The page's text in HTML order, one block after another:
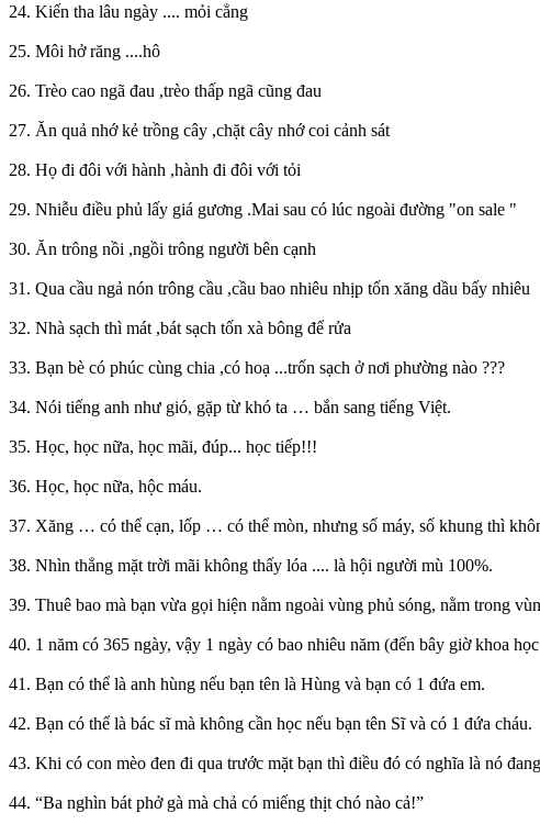
24. Kiến tha lâu ngày .... mỏi cẳng
25. Môi hở răng ....hô
26. Trèo cao ngã đau ,trèo thấp ngã cũng đau
27. Ăn quả nhớ kẻ trồng cây ,chặt cây nhớ coi cảnh sát
28. Họ đi đôi với hành ,hành đi đôi với tỏi
29. Nhiễu điều phủ lấy giá gương .Mai sau có lúc ngoài đường "on sale "
30. Ăn trông nồi ,ngồi trông người bên cạnh
31. Qua cầu ngả nón trông cầu ,cầu bao nhiêu nhịp tốn xăng dầu bấy nhiêu
32. Nhà sạch thì mát ,bát sạch tốn xà bông để rửa
33. Bạn bè có phúc cùng chia ,có hoạ ...trốn sạch ở nơi phường nào ???
34. Nói tiếng anh như gió, gặp từ khó ta … bắn sang tiếng Việt.
35. Học, học nữa, học mãi, đúp... học tiếp!!!
36. Học, học nữa, hộc máu.
37. Xăng … có thể cạn, lốp … có thể mòn, nhưng số máy, số khung thì
38. Nhìn thẳng mặt trời mãi không thấy lóa .... là hội người mù 100%.
39. Thuê bao mà bạn vừa gọi hiện nằm ngoài vùng phủ sóng, nằm trong
40. 1 năm có 365 ngày, vậy 1 ngày có bao nhiêu năm (đến bây giờ khoa
41. Bạn có thể là anh hùng nếu bạn tên là Hùng và bạn có 1 đứa em.
42. Bạn có thể là bác sĩ mà không cần học nếu bạn tên Sĩ và có 1 đứa cháu.
43. Khi có con mèo đen đi qua trước mặt bạn thì điều đó có nghĩa là nó
44. “Ba nghìn bát phở gà mà chả có miếng thịt chó nào cả!”